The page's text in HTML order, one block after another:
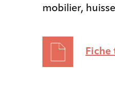
mobilier,
Fiche